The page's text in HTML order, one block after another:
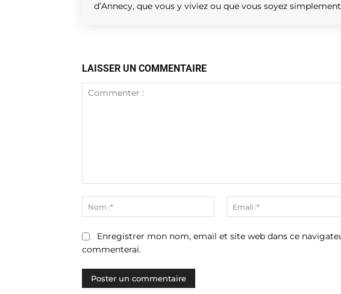
d’Annecy, que vous y viviez ou que vous soyez
LAISSER UN COMMENTAIRE
Nom
:*
Enregistrer mon nom, email et site web dans ce
commenterai.